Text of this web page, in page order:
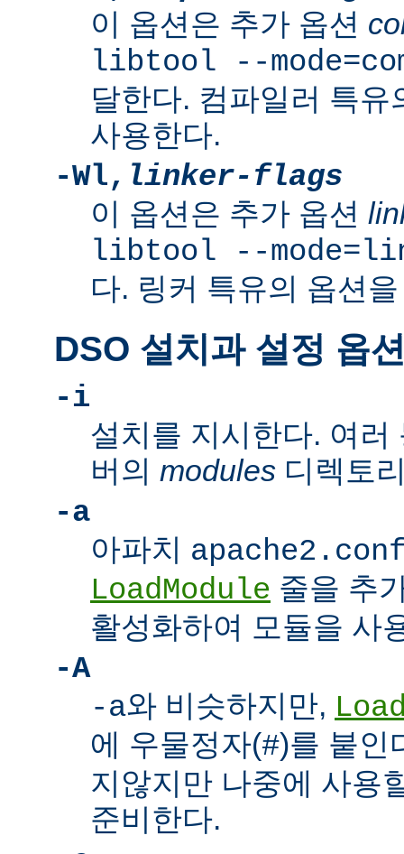
이 옵션은 추가 옵션
libtool --
달한다. 컴파일러 특
사용한다.
-Wl, linker-flags
이 옵션은 추가 옵션
libtool --
다. 링커 특유의 옵션
DSO 설치과 설정 옵
-i
설치를 지시한다. 여러
버의 modules 디렉토
-a
아파치
LoadModule 줄을 추
활성화하여 모듈을 사
-A
-a와 비슷하지만,
에 우물정자(#)를 붙인
지않지만 나중에 사용
준비한다.